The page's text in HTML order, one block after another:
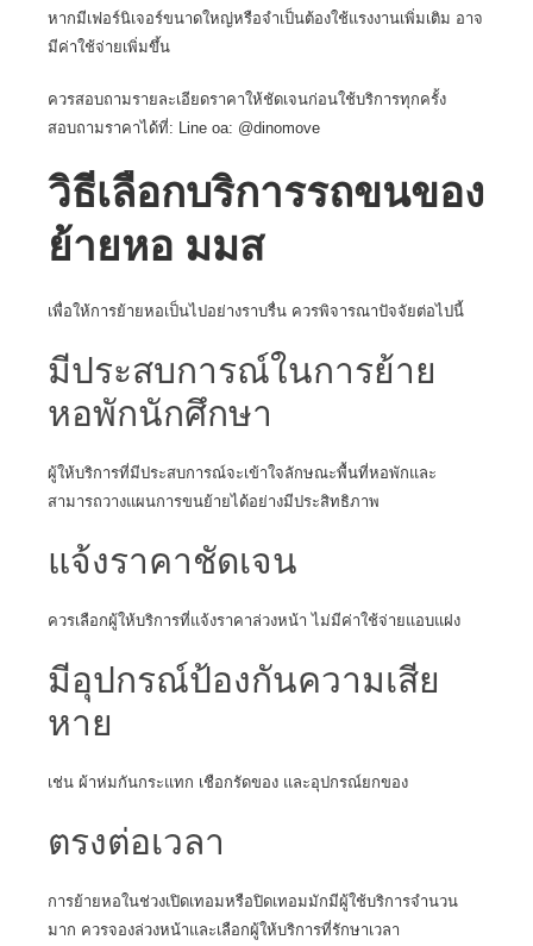
หากมีเฟอร์นิเจอร์ขนาดใหญ่หรือจำเป็นต้องใช้แรงงานเพิ่มเติม อาจ
มีค่าใช้จ่ายเพิ่มขึ้น
ควรสอบถามรายละเอียดราคาให้ชัดเจนก่อนใช้บริการทุกครั้ง
สอบถามราคาได้ที่: Line oa: @dinomove
วิธีเลือกบริการรถขนของ
ย้ายหอ มมส
เพื่อให้การย้ายหอเป็นไปอย่างราบรื่น ควรพิจารณาปัจจัยต่อไปนี้
มีประสบการณ์ในการย้าย
หอพักนักศึกษา
ผู้ให้บริการที่มีประสบการณ์จะเข้าใจลักษณะพื้นที่หอพักและ
สามารถวางแผนการขนย้ายได้อย่างมีประสิทธิภาพ
แจ้งราคาชัดเจน
ควรเลือกผู้ให้บริการที่แจ้งราคาล่วงหน้า ไม่มีค่าใช้จ่ายแอบแฝง
มีอุปกรณ์ป้องกันความเสีย
หาย
เช่น ผ้าห่มกันกระแทก เชือกรัดของ และอุปกรณ์ยกของ
ตรงต่อเวลา
การย้ายหอในช่วงเปิดเทอมหรือปิดเทอมมักมีผู้ใช้บริการจำนวน
มาก ควรจองล่วงหน้าและเลือกผู้ให้บริการที่รักษาเวลา